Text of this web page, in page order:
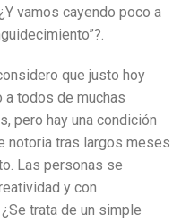
vamos cayendo poco a
que justo hoy
a todos de muchas
pero hay una condición
notoria tras largos meses
Las personas se
y con
trata de un simple